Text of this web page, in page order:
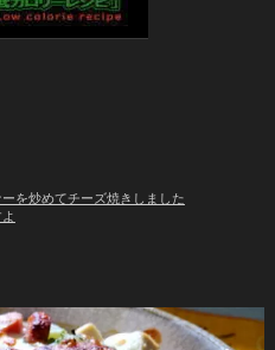
を炒めてチーズ焼きしました